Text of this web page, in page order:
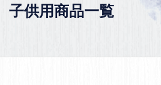
子供用商品一覧